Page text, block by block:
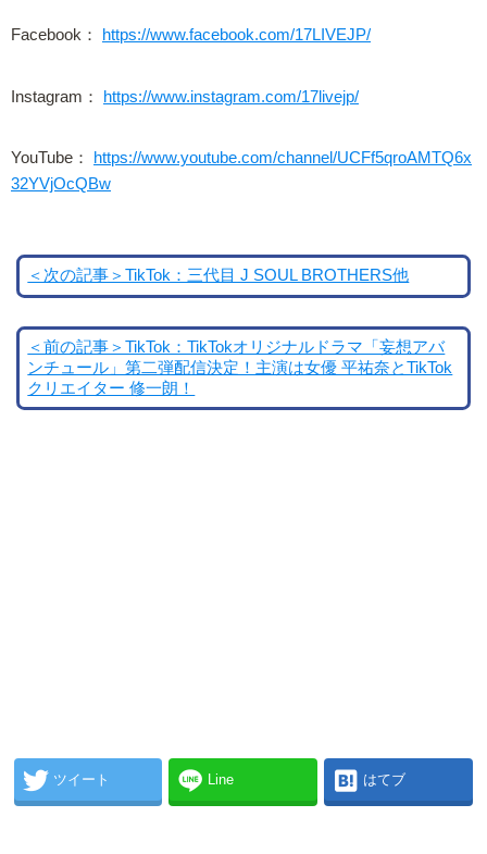
Facebook： https://www.facebook.com/17LIVEJP/
Instagram： https://www.instagram.com/17livejp/
YouTube：
https://www.youtube.com/channel/UCFf5qroAMTQ6x
32YVjOcQBw
＜次の記事＞TikTok：三代目 J SOUL BROTHERS他
＜前の記事＞TikTok：TikTokオリジナルドラマ「妄想アバ
ンチュール」第二弾配信決定！主演は女優 平祐奈とTikTok
クリエイター 修一朗！
ツイート Line はてブ